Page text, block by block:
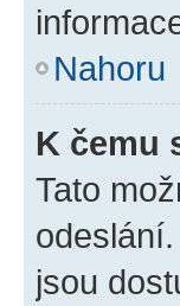
Nahoru
K čemu
Tato
jsou